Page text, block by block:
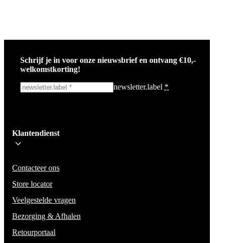
Schrijf je in voor onze nieuwsbrief en ontvang €10,-
welkomstkorting!
newsletter.label *
Wees op de hoogte voor het laatste nieuws, campagnes en acties. We
mail niet delen en geen spam verzenden.
Klantendienst
Contacteer ons
Store locator
Veelgestelde vragen
Bezorging & Afhalen
Retourportaal